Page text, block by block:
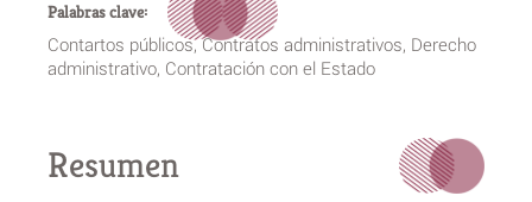
Palabras clave:
Contartos públicos, Contratos administrativos, Derecho
administrativo, Contratación con el Estado
Resumen